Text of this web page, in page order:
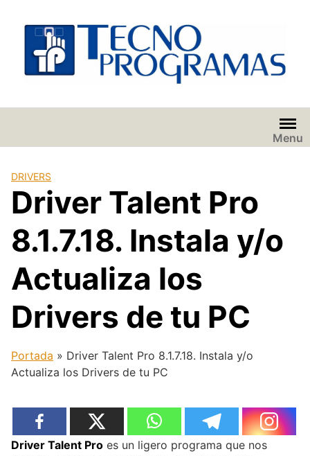
contenido
Menu
DRIVERS
Driver Talent Pro
8.1.7.18. Instala y/o
Actualiza los
Drivers de tu PC
Portada » Driver Talent Pro 8.1.7.18. Instala y/o
Actualiza los Drivers de tu PC
Driver Talent Pro es un ligero programa que nos